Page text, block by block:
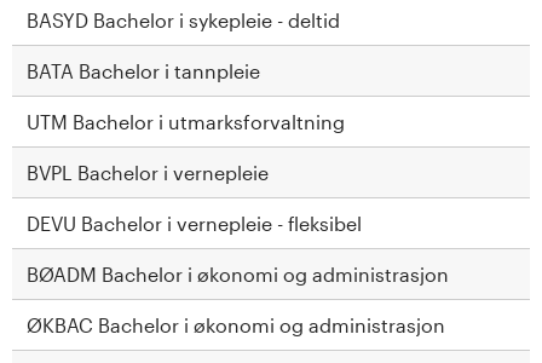
BASYD Bachelor i sykepleie - deltid
BATA Bachelor i tannpleie
UTM Bachelor i utmarksforvaltning
BVPL Bachelor i vernepleie
DEVU Bachelor i vernepleie - fleksibel
BØADM Bachelor i økonomi og administrasjon
ØKBAC Bachelor i økonomi og administrasjon